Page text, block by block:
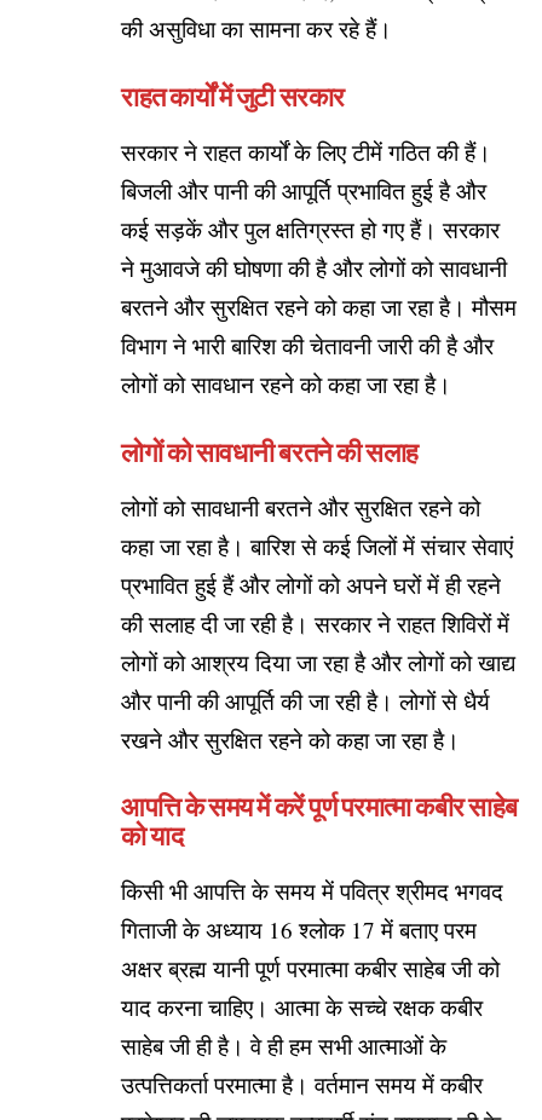
की असुविधा का सामना कर रहे हैं।
राहत कार्यों में जुटी सरकार
सरकार ने राहत कार्यों के लिए टीमें गठित की हैं।
बिजली और पानी की आपूर्ति प्रभावित हुई है और
कई सड़कें और पुल क्षतिग्रस्त हो गए हैं। सरकार
ने मुआवजे की घोषणा की है और लोगों को सावधानी
बरतने और सुरक्षित रहने को कहा जा रहा है। मौसम
विभाग ने भारी बारिश की चेतावनी जारी की है और
लोगों को सावधान रहने को कहा जा रहा है।
लोगों को सावधानी बरतने की सलाह
लोगों को सावधानी बरतने और सुरक्षित रहने को
कहा जा रहा है। बारिश से कई जिलों में संचार सेवाएं
प्रभावित हुई हैं और लोगों को अपने घरों में ही रहने
की सलाह दी जा रही है। सरकार ने राहत शिविरों में
लोगों को आश्रय दिया जा रहा है और लोगों को खाद्य
और पानी की आपूर्ति की जा रही है। लोगों से धैर्य
रखने और सुरक्षित रहने को कहा जा रहा है।
आपत्ति के समय में करें पूर्ण परमात्मा कबीर साहेब
को याद
किसी भी आपत्ति के समय में पवित्र श्रीमद भगवद
गिताजी के अध्याय 16 श्लोक 17 में बताए परम
अक्षर ब्रह्म यानी पूर्ण परमात्मा कबीर साहेब जी को
याद करना चाहिए। आत्मा के सच्चे रक्षक कबीर
साहेब जी ही है। वे ही हम सभी आत्माओं के
उत्पत्तिकर्ता परमात्मा है। वर्तमान समय में कबीर